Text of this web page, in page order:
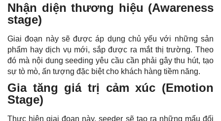
Nhận diện thương hiệu (Awareness
stage)
Giai đoạn này sẽ được áp dụng chủ yếu với những sản
phẩm hay dịch vụ mới, sắp được ra mắt thị trường. Theo
đó mà nội dung seeding yêu cầu cần phải gây thu hút, tạo
sự tò mò, ấn tượng đặc biệt cho khách hàng tiềm năng.
Gia tăng giá trị cảm xúc (Emotion
Stage)
Thực hiện giai đoạn này, seeder sẽ tạo ra những mẩu đối